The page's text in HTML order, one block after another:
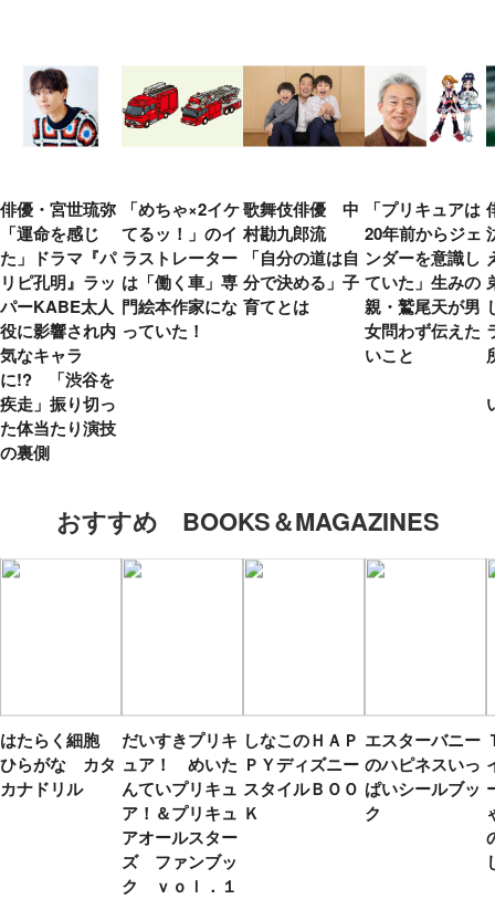
俳優・宮世琉弥
「運命を感じ
た」ドラマ『パ
リピ孔明』ラッ
パーKABE太人
役に影響され内
気なキャラ
に!? 「渋谷を
疾走」振り切っ
た体当たり演技
の裏側
「めちゃ×2イケ
てるッ！」のイ
ラストレーター
は「働く車」専
門絵本作家にな
っていた！
歌舞伎俳優 中
村勘九郎流
「自分の道は自
分で決める」子
育てとは
「プリキュアは
20年前からジェ
ンダーを意識し
ていた」生みの
親・鷲尾天が男
女問わず伝えた
いこと
おすすめ BOOKS＆MAGAZINES
はたらく細胞
ひらがな カタ
カナドリル
だいすきプリキ
ュア！ めいた
んていプリキュ
ア！＆プリキュ
アオールスター
ズ ファンブッ
ク ｖｏｌ．１
しなこのＨＡＰ
ＰＹディズニー
スタイルＢＯＯ
Ｋ
エスターバニー
のハピネスいっ
ぱいシールブッ
ク